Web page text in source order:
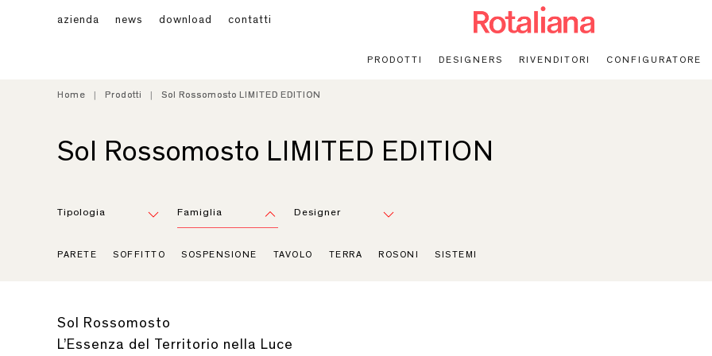
azienda news download contatti
PRODOTTI DESIGNERS RIVENDITORI CONFIGURATORE
Home Prodotti Sol Rossomosto LIMITED EDITION
Home Prodotti Sol Rossomosto LIMITED EDITION
Sol Rossomosto LIMITED EDITION
Tipologia Famiglia Designer
PARETE SOFFITTO SOSPENSIONE TAVOLO TERRA ROSONI SISTEMI
Sol Rossomosto
L’Essenza del Territorio nella Luce